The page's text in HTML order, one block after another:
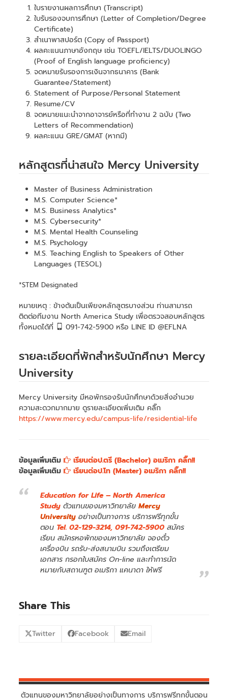
ใบรายงานผลการศึกษา (Transcript)
ใบรับรองจบการศึกษา (Letter of Completion/Degree
Certificate)
สำเนาพาสปอร์ต (Copy of Passport)
ผลคะแนนภาษาอังกฤษ เช่น TOEFL/IELTS/DUOLINGO
(Proof of English language proficiency)
จดหมายรับรองการเงินจากธนาคาร (Bank
Guarantee/Statement)
Statement of Purpose/Personal Statement
Resume/CV
จดหมายแนะนำจากอาจารย์หรือที่ทำงาน 2 ฉบับ (Two
Letters of Recommendation)
ผลคะแนน GRE/GMAT (หากมี)
หลักสูตรที่น่าสนใจ Mercy University
Master of Business Administration
M.S. Computer Science*
M.S. Business Analytics*
M.S. Cybersecurity*
M.S. Mental Health Counseling
M.S. Psychology
M.S. Teaching English to Speakers of Other
Languages (TESOL)
*STEM Designated
หมายเหตุ : ข้างต้นเป็นเพียงหลักสูตรบางส่วน ท่านสามารถ
ติดต่อทีมงาน North America Study เพื่อตรวจสอบหลักสูตร
ทั้งหมดได้ที่
091-742-5900 หรือ LINE ID @EFLNA
รายละเอียดที่พักสำหรับนักศึกษา Mercy
University
Mercy University มีหอพักรองรับนักศึกษาด้วยสิ่งอำนวย
ความสะดวกมากมาย ดูรายละเอียดเพิ่มเติม คลิ๊ก
https://www.mercy.edu/campus-life/residential-life
ข้อมูลเพิ่มเติม
เรียนต่อป.ตรี (Bachelor) อเมริกา คลิ๊ก!!
ข้อมูลเพิ่มเติม
เรียนต่อป.โท (Master) อเมริกา คลิ๊ก!!
Education for Life – North America
StudyตัวแทนของมหาวิทยาลัยMercy
University อย่างเป็นทางการ บริการฟรีทุกขั้น
ตอน Tel. 02-129-3214, 091-742-5900 สมัคร
เรียน สมัครหอพักของมหาวิทยาลัย จองตั๋ว
เครื่องบิน รถรับ-ส่งสนามบิน รวมถึงเตรียม
เอกสาร กรอกใบสมัคร On-line และทำการนัด
หมายกับสถานฑูต อเมริกา แคนาดา ให้ฟรี
Share This
Twitter Facebook Email
ตัวแทนของมหาวิทยาลัยอย่างเป็นทางการ บริการฟรีทุกขั้นตอน